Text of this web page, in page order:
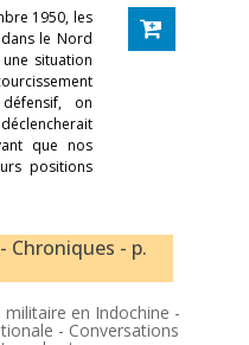
1950, les
le Nord
situation
on
que nos
positions
Chroniques - p.
en Indochine -
- Conversations